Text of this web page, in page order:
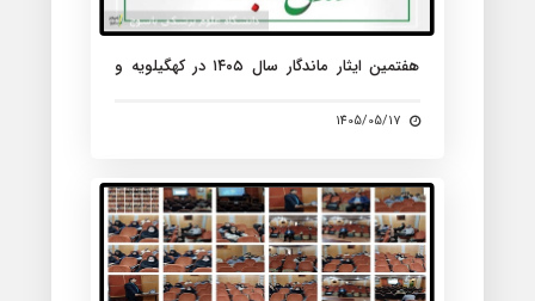
هفتمین ایثار ماندگار سال ۱۴۰۵ در کهگیلویه و
یاسوج1405/05/17